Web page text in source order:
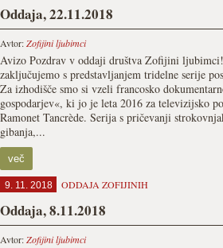
Oddaja, 22.11.2018
Avtor:Zofijini ljubimci
Avizo Pozdrav v oddaji društva Zofijini
zaključujemo s predstavljanjem tridelne serije
Za izhodišče smo si vzeli francosko
gospodarjev«, ki jo je leta 2016 za televizijsko
Ramonet Tancrède. Serija s pričevanji
gibanja,...
več
9. 11. 2018 ODDAJA ZOFIJINIH
Oddaja, 8.11.2018
Avtor:Zofijini ljubimci